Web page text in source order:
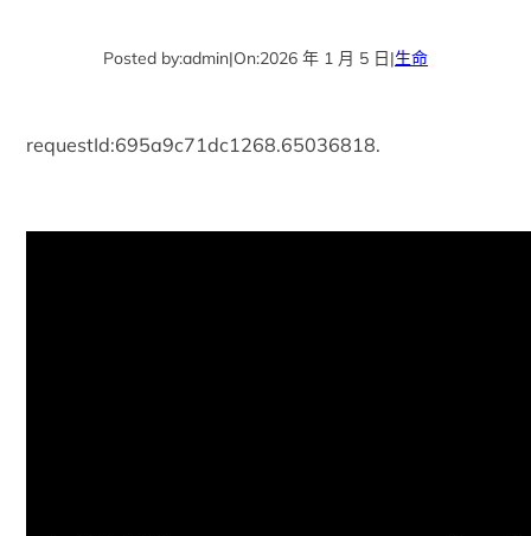
Posted by:admin|On:2026 年 1 月 5 日|生命
requestId:695a9c71dc1268.65036818.